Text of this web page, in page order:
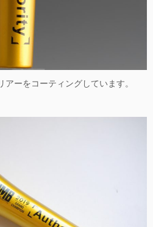
ーをコーティングしています。